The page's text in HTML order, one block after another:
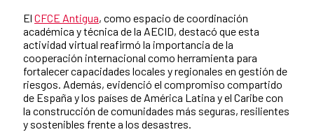
El CFCE Antigua, como espacio de coordinación
académica y técnica de la AECID, destacó que esta
actividad virtual reafirmó la importancia de la
cooperación internacional como herramienta para
fortalecer capacidades locales y regionales en gestión de
riesgos. Además, evidenció el compromiso compartido
de España y los países de América Latina y el Caribe con
la construcción de comunidades más seguras, resilientes
y sostenibles frente a los desastres.